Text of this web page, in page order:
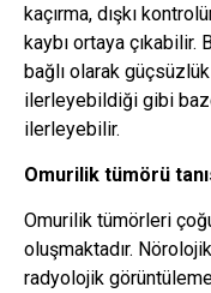
kaçırma, dışkı
kaybı ortaya çıkabilir.
bağlı olarak
ilerleyebildiği gibi
ilerleyebilir.
Omurilik tümörü
Omurilik tümörleri
oluşmaktadır.
radyolojik